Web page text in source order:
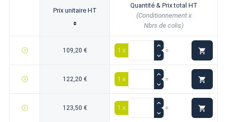
Prix unitaire HT
Quantité & Prix total HT
(Conditionnement x
Nbrs de colis)
109,20 € 1 x = 
122,20 € 1 x = 
123,50 € 1 x = 